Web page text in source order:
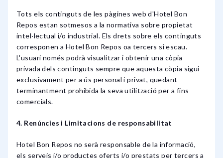
Tots els continguts de les pàgines web d'Hotel Bon
Repos estan sotmesos a la normativa sobre propietat
intel·lectual i/o industrial. Els drets sobre els continguts
corresponen a Hotel Bon Repos oa tercers si escau.
L'usuari només podrà visualitzar i obtenir una còpia
privada dels continguts sempre que aquesta còpia sigui
exclusivament per a ús personal i privat, quedant
terminantment prohibida la seva utilització per a fins
comercials.
4. Renúncies i Limitacions de responsabilitat
Hotel Bon Repos no serà responsable de la informació,
els serveis i/o productes oferts i/o prestats per tercers a